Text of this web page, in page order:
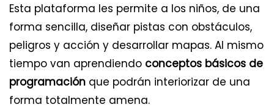
Esta plataforma les permite a los niños, de una
forma sencilla, diseñar pistas con obstáculos,
peligros y acción y desarrollar mapas. Al mismo
tiempo van aprendiendo conceptos básicos de
programación que podrán interiorizar de una
forma totalmente amena.